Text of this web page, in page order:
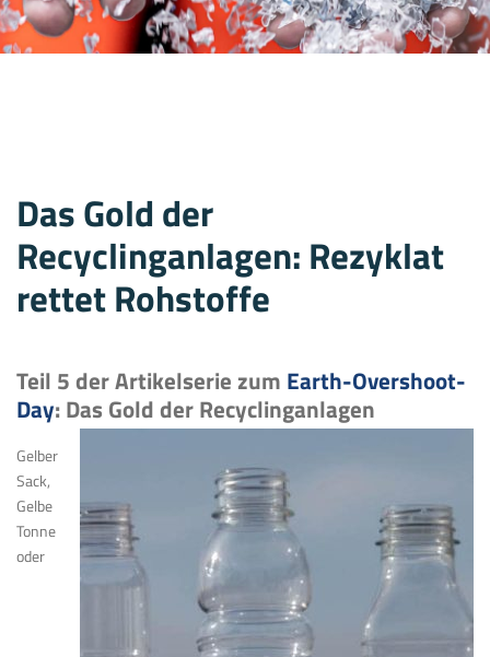
Das Gold der
Recyclinganlagen: Rezyklat
rettet Rohstoffe
Teil 5 der Artikelserie zum Earth-Overshoot-
Day: Das Gold der Recyclinganlagen
Gelber
Sack,
Gelbe
Tonne
oder